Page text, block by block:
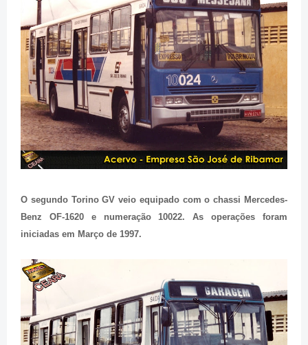
O segundo Torino GV veio equipado com o chassi Mercedes-
Benz OF-1620 e numeração 10022. As operações foram
iniciadas em Março de 1997.